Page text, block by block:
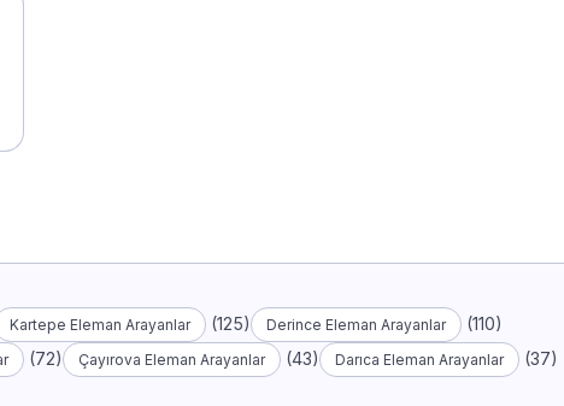
Kartepe Eleman Arayanlar (125) Derince Eleman Arayanlar (110)
(72) Çayırova Eleman Arayanlar (43) Darıca Eleman Arayanlar (37)